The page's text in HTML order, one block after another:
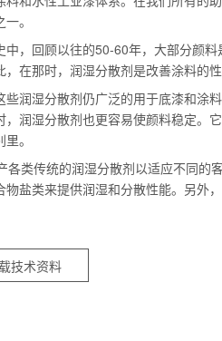
。
中，回顾以往的50-60年，大部分颜
在那时，润湿分散剂是改善涂料的性
些润湿分散剂仍广泛的用于底漆和涂
，润湿分散剂也更容易使颜料稳定。
。
各类传统的润湿分散剂以适应不同的
物盐类来提供润湿和分散性能。另外
技术资料